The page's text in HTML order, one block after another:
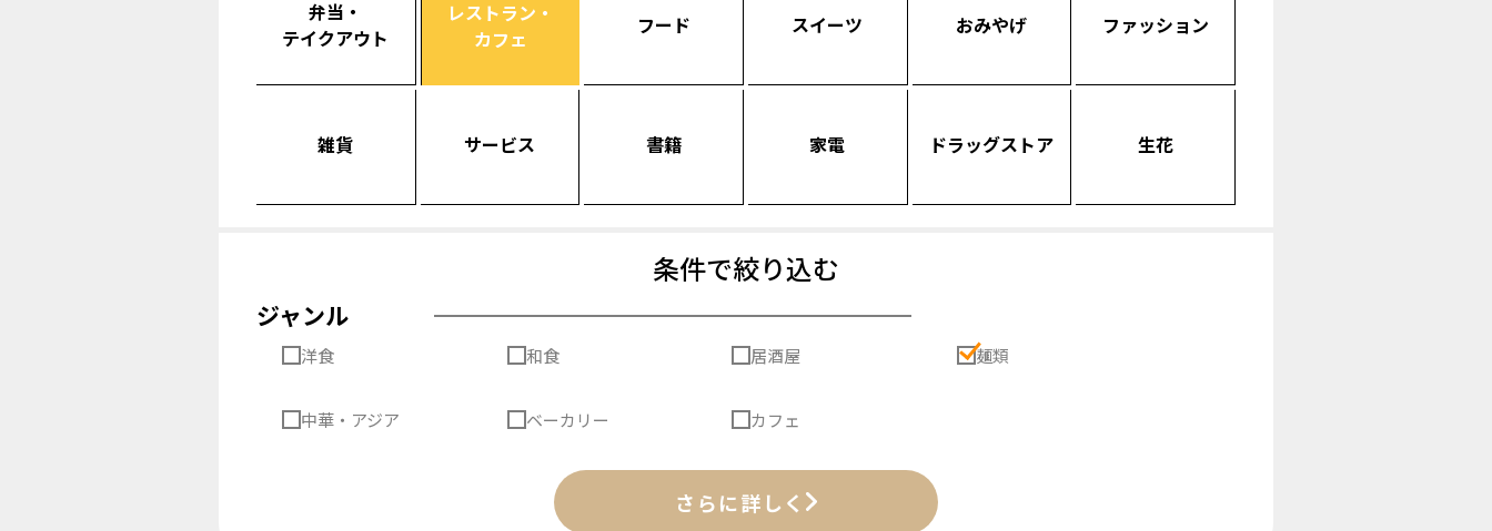
弁当・
テイクアウト
レストラン・
カフェ
フード スイーツ おみやげ ファッション
雑貨 サービス 書籍 家電 ドラッグストア 生花
条件で絞り込む
ジャンル
洋食 和食 居酒屋 麺類
中華・アジア ベーカリー カフェ
さらに詳しく